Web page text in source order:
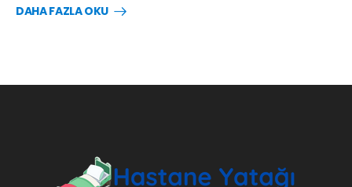
DAHA FAZLA OKU